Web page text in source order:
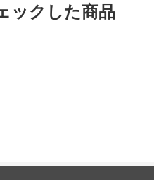
ックした商品